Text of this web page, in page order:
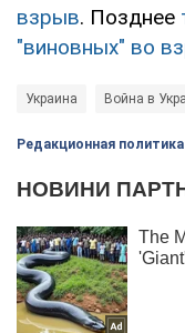
взрыв. Позднее
"виновных" во
Украина Война в
Редакционная политика